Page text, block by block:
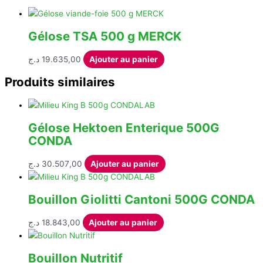
Gélose TSA 500 g MERCK
19.635,00 د.ج Ajouter au panier
Produits similaires
Gélose Hektoen Enterique 500G
CONDA
30.507,00 د.ج Ajouter au panier
Bouillon Giolitti Cantoni 500G CONDA
18.843,00 د.ج Ajouter au panier
Bouillon Nutritif